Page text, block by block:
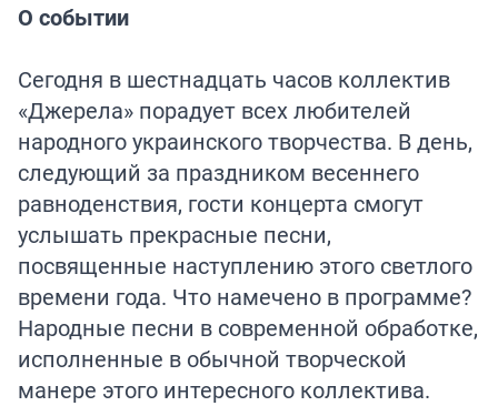
О событии
Сегодня в шестнадцать часов коллектив
«Джерела» порадует всех любителей
народного украинского творчества. В день,
следующий за праздником весеннего
равноденствия, гости концерта смогут
услышать прекрасные песни,
посвященные наступлению этого светлого
времени года. Что намечено в программе?
Народные песни в современной обработке,
исполненные в обычной творческой
манере этого интересного коллектива.